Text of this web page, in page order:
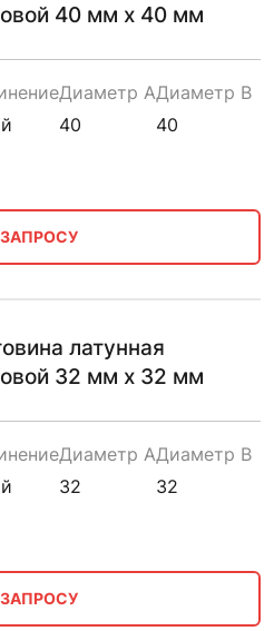
40 мм х 40 мм
Диаметр A
40
Диаметр B
40
латунная
32 мм х 32 мм
Диаметр A
32
Диаметр B
32